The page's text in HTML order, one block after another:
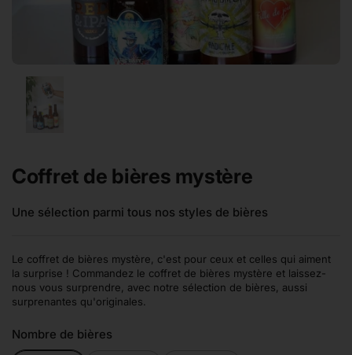
Coffret de bières mystère
Une sélection parmi tous nos styles de bières
Le coffret de bières mystère, c'est pour ceux et celles qui aiment
la surprise ! Commandez le coffret de bières mystère et laissez-
nous vous surprendre, avec notre sélection de bières, aussi
surprenantes qu'originales.
Nombre de bières